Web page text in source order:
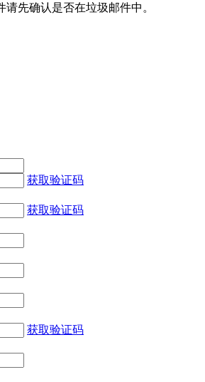
请先确认是否在垃圾邮件中。
获取验证码
获取验证码
获取验证码